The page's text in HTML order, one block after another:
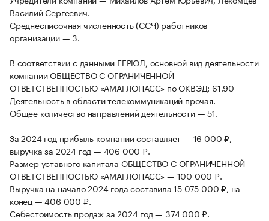
Василий Сергеевич.
Среднесписочная численность (ССЧ) работников
организации — 3.
В соответствии с данными ЕГРЮЛ, основной вид деятельности
компании ОБЩЕСТВО С ОГРАНИЧЕННОЙ
ОТВЕТСТВЕННОСТЬЮ «АМАГЛОНАСС» по ОКВЭД: 61.90
Деятельность в области телекоммуникаций прочая.
Общее количество направлений деятельности — 51.
За 2024 год прибыль компании составляет — 16 000 ₽,
выручка за 2024 год — 406 000 ₽.
Размер уставного капитала ОБЩЕСТВО С ОГРАНИЧЕННОЙ
ОТВЕТСТВЕННОСТЬЮ «АМАГЛОНАСС» — 100 000 ₽.
Выручка на начало 2024 года составила 15 075 000 ₽, на
конец — 406 000 ₽.
Себестоимость продаж за 2024 год — 374 000 ₽.